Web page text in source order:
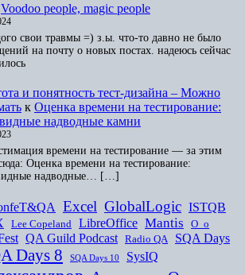
Voodoo people, magic people
свои травмы =) з.ы. что-то давно не было
на почту о новых постах. надеюсь сейчас
и понятность тест-дизайна – Можно
к Оценка времени на тестирование:
надводные камни
времени на тестирование — за этим
Оценка времени на тестирование:
надводные… […]
Excel GlobalLogic ISTQB
Lee Copeland LibreOffice Mantis O_o
QA Guild Podcast Radio QA SQA Days
Days 8 SQA Days 10 SysIQ